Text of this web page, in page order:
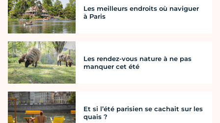
Les meilleurs endroits où naviguer
à Paris
Les rendez-vous nature à ne pas
manquer cet été
Et si l’été parisien se cachait sur les
quais ?